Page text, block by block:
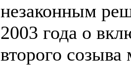
незаконным
2003 года о
второго